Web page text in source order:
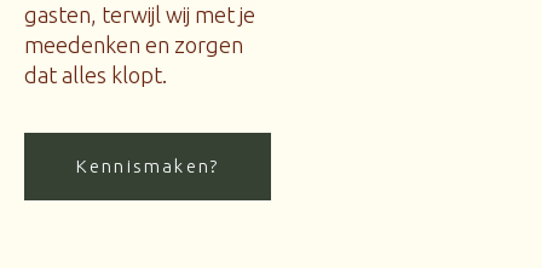
gasten, terwijl wij met je
meedenken en zorgen
dat alles klopt.
Kennismaken?